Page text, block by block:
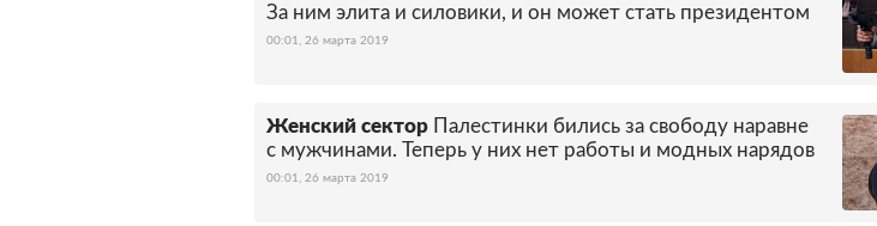
За ним элита и силовики, и он может стать президентом
00:01, 26 марта 2019
Женский сектор Палестинки бились за свободу наравне
с мужчинами. Теперь у них нет работы и модных нарядов
00:01, 26 марта 2019